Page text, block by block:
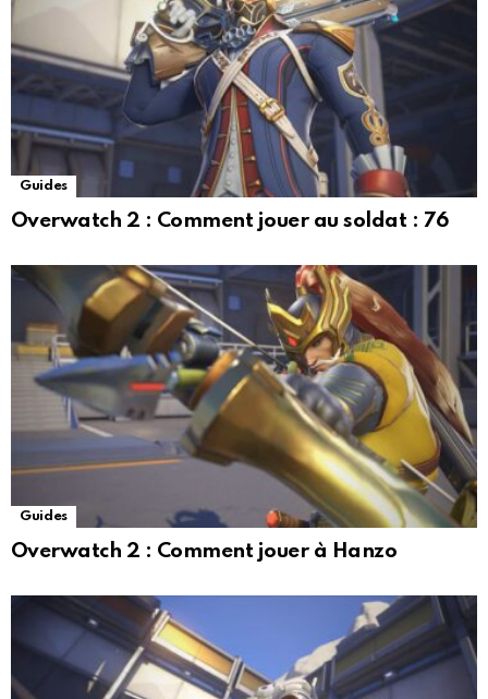
Guides
Overwatch 2 : Comment jouer au soldat : ​​76
Guides
Overwatch 2 : Comment jouer à Hanzo